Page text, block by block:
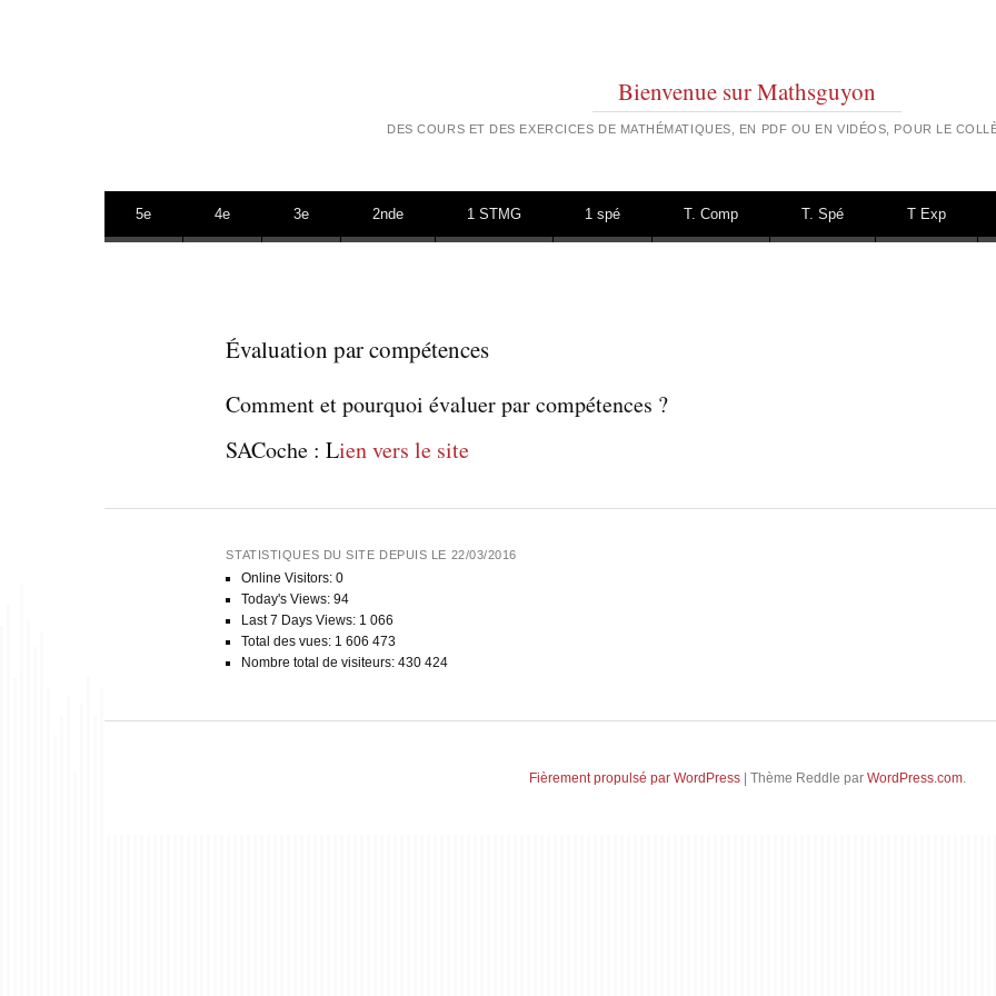
Bienvenue sur Mathsguyon
DES COURS ET DES EXERCICES DE MATHÉMATIQUES, EN PDF OU EN VIDÉOS, POUR LE
Aller au contenu
5e 4e 3e 2nde 1 STMG 1 spé T. Comp T. Spé T Exp
Évaluation par compétences
Comment et pourquoi évaluer par compétences ?
SACoche : Lien vers le site
STATISTIQUES DU SITE DEPUIS LE 22/03/2016
Online Visitors: 0
Today's Views: 94
Last 7 Days Views: 1 066
Total des vues: 1 606 473
Nombre total de visiteurs: 430 424
Fièrement propulsé par WordPress | Thème Reddle par WordPress.com.